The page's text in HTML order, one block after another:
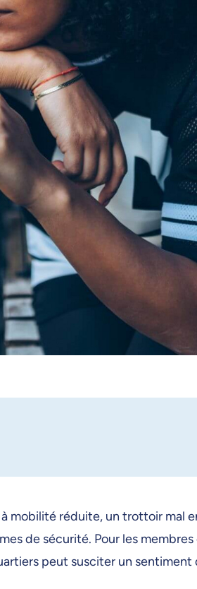
mobilité réduite, un trottoir mal
de sécurité. Pour les
peut susciter un